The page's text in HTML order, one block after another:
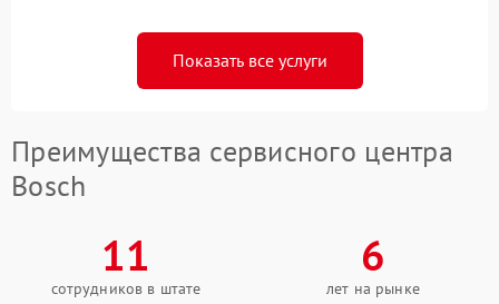
Показать все услуги
Преимущества сервисного центра
Bosch
11
сотрудников в штате
6
лет на рынке